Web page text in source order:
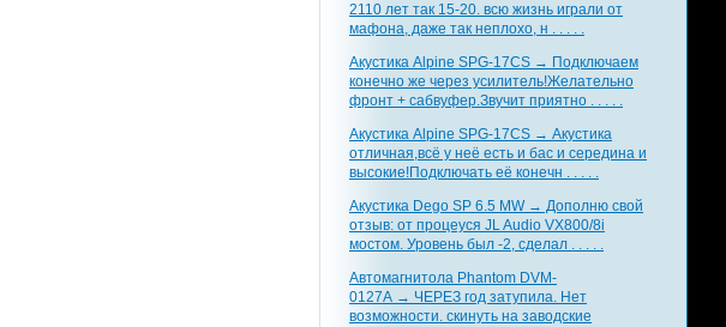
2110 лет так 15-20. всю жизнь играли от
мафона, даже так неплохо, н . . . . .
Акустика Alpine SPG-17CS → Подключаем
конечно же через усилитель!Желательно
фронт + сабвуфер.Звучит приятно . . . . .
Акустика Alpine SPG-17CS → Акустика
отличная,всё у неё есть и бас и середина и
высокие!Подключать её конечн . . . . .
Акустика Dego SP 6.5 MW → Дополню свой
отзыв: от процеуся JL Audio VX800/8i
мостом. Уровень был -2, сделал . . . . .
Автомагнитола Phantom DVM-
0127A → ЧЕРЕЗ год затупила. Нет
возможности. скинуть на заводские